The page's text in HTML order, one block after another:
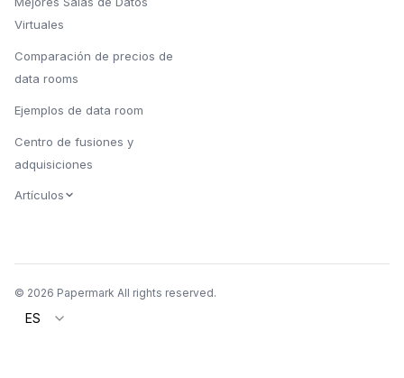
Virtuales
Comparación de precios de
data rooms
Ejemplos de data room
Centro de fusiones y
adquisiciones
Artículos
© 2026 Papermark All rights reserved.
ES